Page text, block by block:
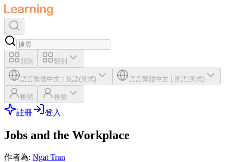
類別 類別
語言繁體中文 英語(英式) 語言繁體中文 英語(英式)
帳號 帳號
註冊 登入
Jobs and the Workplace
作者為: Ngat Tran